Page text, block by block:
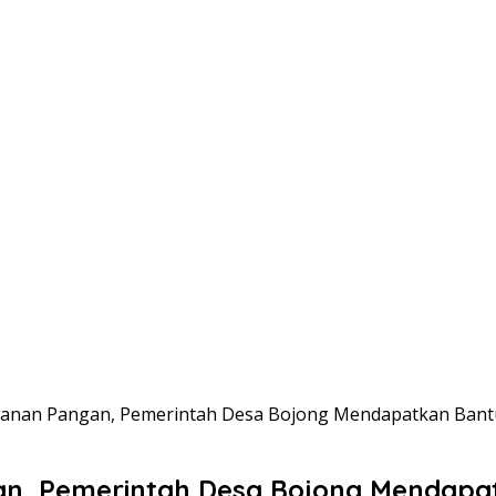
Pangan, Pemerintah Desa Bojong Mendapatkan
Pemerintah Desa Bojong